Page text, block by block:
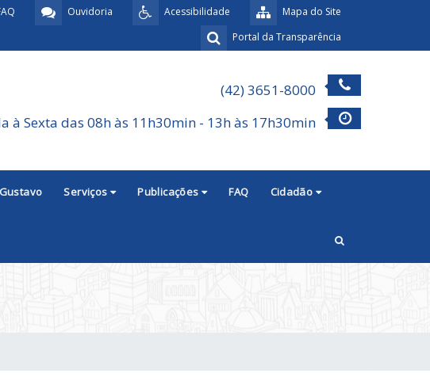
Mapa do Site
Acessibilidade
Ouvidoria
Portal da Transparência
(42) 3651-8000
à Sexta das 08h às 11h30min - 13h às 17h30min
Serviços Publicações FAQ Cidadão